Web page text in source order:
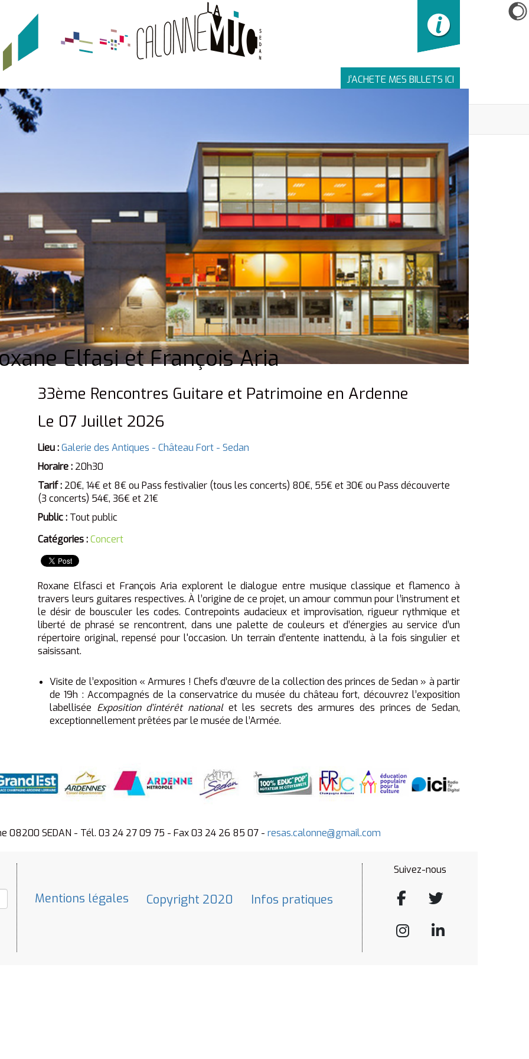
J’ACHETE MES BILLETS ICI
JEUNESSE
Elfasi et François Aria
33ème Rencontres Guitare et Patrimoine en Ardenne
Le 07 Juillet 2026
Lieu :Galerie des Antiques - Château Fort - Sedan
Horaire : 20h30
Tarif : 20€, 14€ et 8€ ou Pass festivalier (tous les concerts) 80€, 55€ et 30€ ou Pass découverte
(3 concerts) 54€, 36€ et 21€
Public : Tout public
Catégories :Concert
Roxane Elfasci et François Aria explorent le dialogue entre musique classique et flamenco à
travers leurs guitares respectives. À l’origine de ce projet, un amour commun pour l’instrument et
le désir de bousculer les codes. Contrepoints audacieux et improvisation, rigueur rythmique et
liberté de phrasé se rencontrent, dans une palette de couleurs et d’énergies au service d’un
répertoire original, repensé pour l'occasion. Un terrain d’entente inattendu, à la fois singulier et
saisissant.
Visite de l’exposition « Armures ! Chefs d’œuvre de la collection des princes de Sedan » à partir
de 19h : Accompagnés de la conservatrice du musée du château fort, découvrez l’exposition
labellisée Exposition d’intérêt nationalet les secrets des armures des princes de Sedan,
exceptionnellement prêtées par le musée de l’Armée.
08200 SEDAN - Tél. 03 24 27 09 75 - Fax 03 24 26 85 07 - resas.calonne@gmail.com
Mentions légales Copyright 2020 Infos pratiques
Suivez-nous